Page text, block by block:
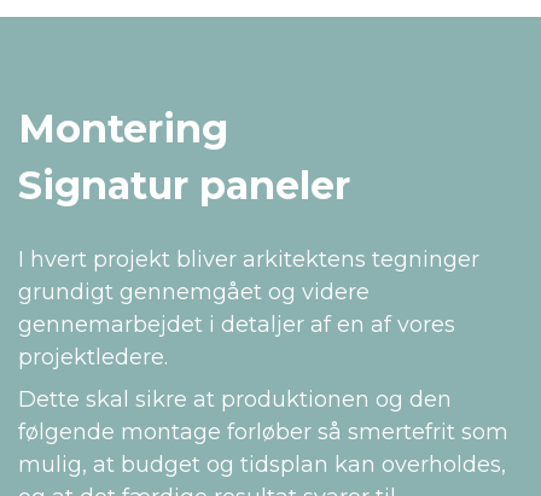
Montering
Signatur paneler
I hvert projekt bliver arkitektens tegninger
grundigt gennemgået og videre
gennemarbejdet i detaljer af en af vores
projektledere.
Dette skal sikre at produktionen og den
følgende montage forløber så smertefrit som
mulig, at budget og tidsplan kan overholdes,